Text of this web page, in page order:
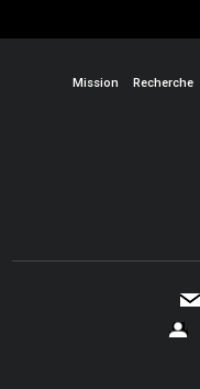
Mission Recherche